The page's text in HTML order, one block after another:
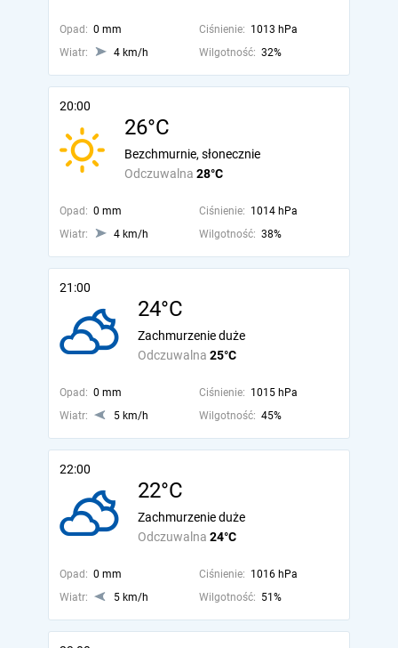
Opad: 0 mm Ciśnienie: 1013 hPa
Wiatr:
4 km/h Wilgotność: 32%
20:00
26°C
Odczuwalna 28°C
Bezchmurnie, słonecznie
Opad: 0 mm Ciśnienie: 1014 hPa
Wiatr:
4 km/h Wilgotność: 38%
21:00
24°C
Odczuwalna 25°C
Zachmurzenie duże
Opad: 0 mm Ciśnienie: 1015 hPa
Wiatr:
5 km/h Wilgotność: 45%
22:00
22°C
Odczuwalna 24°C
Zachmurzenie duże
Opad: 0 mm Ciśnienie: 1016 hPa
Wiatr:
5 km/h Wilgotność: 51%